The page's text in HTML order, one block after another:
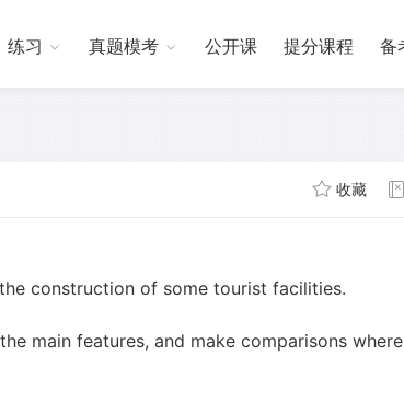
练习 真题模考 公开课 提分课程 备
收藏
construction of some tourist facilities.
main features, and make comparisons where